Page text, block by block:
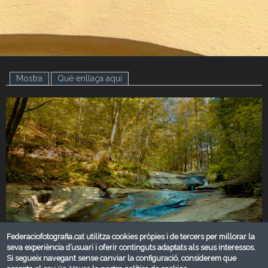
Mostra (pestanya activa)
Què enllaça aquí
Federaciofotografia.cat utilitza cookies pròpies i de tercers per millorar la
seva experiència d’usuari i oferir continguts adaptats als seus interessos.
Si segueix navegant sense canviar la configuració, considerem que